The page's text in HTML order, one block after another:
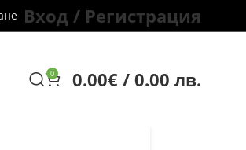
Вход / Регистрация
0 0.00€/ 0.00 лв.